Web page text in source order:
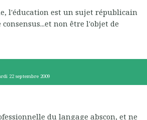
l'éducation est un sujet républicain
non être l'objet de
22 septembre 2009
du langage abscon, et ne